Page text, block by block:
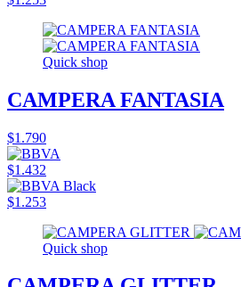
Quick shop
CAMPERA FANTASIA
$1.790
$1.432
$1.253
Quick shop